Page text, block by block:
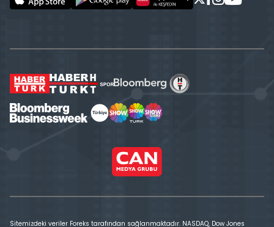
Sitemizdeki veriler Foreks tarafından sağlanmaktadır. NASDAQ, Dow Jones